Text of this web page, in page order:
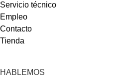
Servicio técnico
Empleo
Contacto
Tienda
HABLEMOS